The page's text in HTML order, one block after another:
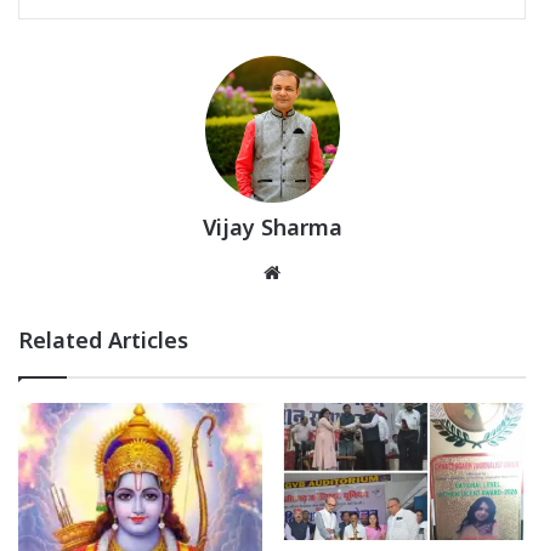
Vijay Sharma
Related Articles